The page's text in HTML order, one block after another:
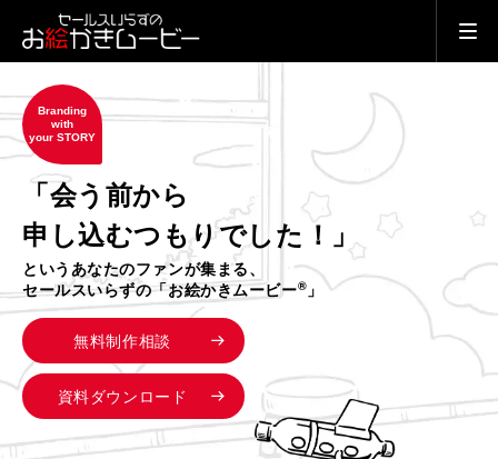
Branding
with
your STORY
「会う前から
申し込むつもりでした！」
というあなたのファンが集まる、
セールスいらずの「お絵かきムービー® 」
無料制作相談
資料ダウンロード